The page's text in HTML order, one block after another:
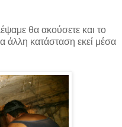
θα ακούσετε και το
άλλη κατάσταση εκεί μέσα